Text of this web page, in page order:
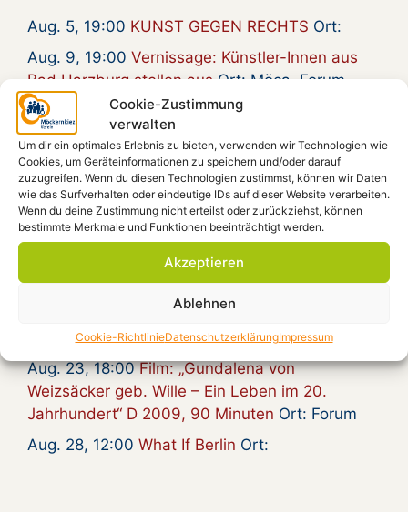
Cookie-Zustimmung
verwalten
Um dir ein optimales Erlebnis zu bieten, verwenden wir Technologien wie
Cookies, um Geräteinformationen zu speichern und/oder darauf
zuzugreifen. Wenn du diesen Technologien zustimmst, können wir Daten
wie das Surfverhalten oder eindeutige IDs auf dieser Website verarbeiten.
Wenn du deine Zustimmung nicht erteilst oder zurückziehst, können
bestimmte Merkmale und Funktionen beeinträchtigt werden.
Akzeptieren
Ablehnen
Cookie-RichtlinieDatenschutzerklärungImpressum
Aug. 5, 19:00 KUNST GEGEN RECHTS Ort:
Aug. 9, 19:00 Vernissage: Künstler-Innen aus
Bad Harzburg stellen ausOrt: Möca, Forum,
Beratungsraum
Aug. 16, 16:00Country and Blues von Pat
Carter und Enrico FranceseOrt: Kiezplatz
Aug. 20, 15:00Gymmick singt Rio Reiser, an
seinem GrabOrt:
Aug. 20, 18:30Zum 30. Todestag von Rio
Reiser – Gymmick auf dem Kiezplatz
Kiezplatz
Radioeins Parkfest im
GleisdreieckparkOrt:
Aug. 23, 18:00Film: „Gundalena von
Weizsäcker geb. Wille – Ein Leben im 20.
Jahrhundert“ D 2009, 90 Minuten Ort: Forum
Aug. 28, 12:00 What If Berlin Ort: